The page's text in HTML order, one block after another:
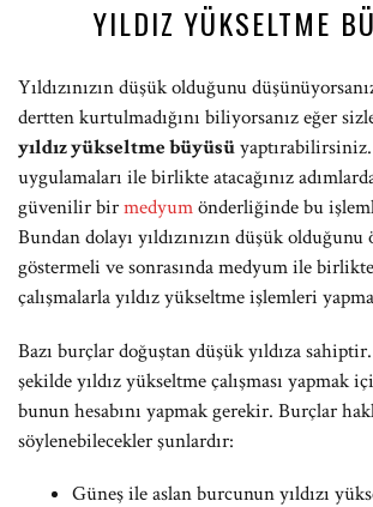
YILDIZ YÜKSELTME
Yıldızınızın düşük olduğunu
dertten kurtulmadığını biliyorsanız eğer
yıldız yükseltme büyüsüyaptırabilirsiniz.
uygulamaları ile birlikte atacağınız
güvenilir birmedyumönderliğinde bu
Bundan dolayı yıldızınızın düşük
göstermeli ve sonrasında medyum ile birlikte
çalışmalarla yıldız yükseltme işlemleri
Bazı burçlar doğuştan düşük yıldıza
şekilde yıldız yükseltme çalışması yapmak
bunun hesabını yapmak gerekir. Burçlar
söylenebilecekler şunlardır:
Güneş ile aslan burcunun yıldızı